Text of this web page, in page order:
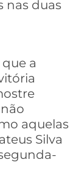
nas duas
a
aquelas
Silva